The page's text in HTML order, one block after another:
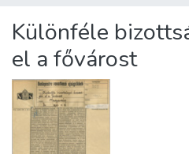
About us
Különféle
el a fővárost